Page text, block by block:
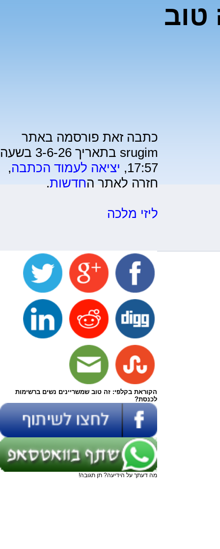
טוב
כתבה זאת פורסמה באתר
srugim בתאריך 3-6-26 בשעה
17:57, יציאה לעמוד הכתבה,
חזרה לאתר החדשות.
ליזי מלכה
הקוראת בקלפי: זה טוב שמשריינים נשים ברשימות
לכנסת?
מה דעתך על הידיעה? תן תגובה!